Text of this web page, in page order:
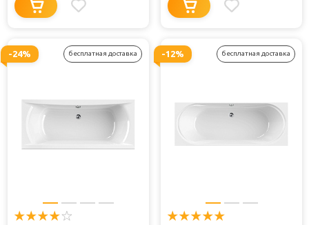
-24% бесплатная доставка -12% бесплатная доставка